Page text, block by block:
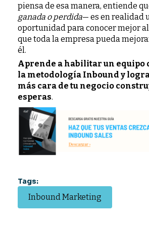
piensa de esa manera, entiende
ganada o perdida— es en realidad
oportunidad para conocer mejor
que toda la empresa pueda
él.
Aprende a habilitar un equipo
la metodología Inbound y
más cara de tu negocio
esperas.
Tags:
Inbound Marketing